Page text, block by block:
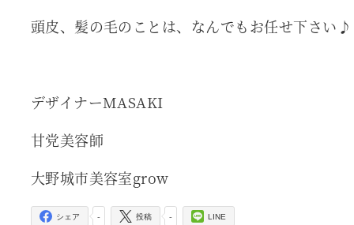
頭皮、髪の毛のことは、なんでもお任せ下さい♪
デザイナーMASAKI
甘党美容師
大野城市美容室grow
-
シェア -
投稿 LINE